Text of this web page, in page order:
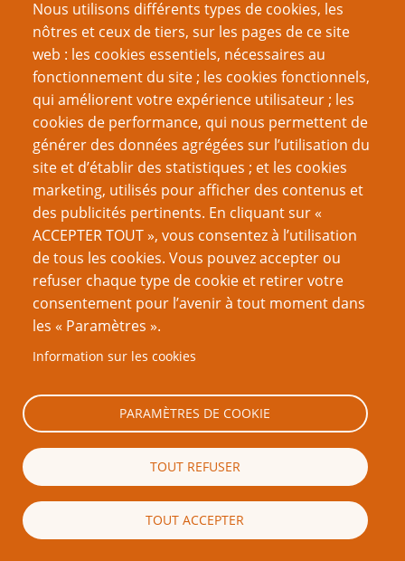
Les difficultés doivent être préservées.
Le narrativisme nécessite généralement de laisser plus
de crédibilité entre les mains des joueurs. Ils ne luttent
pas entre eux ni ne tentent de gagner la partie. Par
conséquent, leur donner de la crédibilité ne se fait pas
au détriment de la partie comme cela tend à l’être dans
le cas d’un jeu ludiste. Les joueurs doivent plutôt avoir la
possibilité de s’attaquer à l’histoire.
Posture du metteur en scèneoffre aux joueurs la
possibilité d’ajouter des éléments à l’univers et
d’improviser des événements. Elle n’est pas rare dans
une approche narrativiste. Ce n’est pas essentiel, mais
cela fonctionne mieux dans ce cas qu’avec d’autres
approches. Une restriction importante de la crédibilité
joueurs la capacité d’exprimer ce qu’ils souhaitent.
Il est beaucoup plus difficile d’aborder la distribution de
la crédibilité dans une approche simulationniste. Ce qui
importe ici est la vraisemblance et la cohérence de
l’imaginaire partagé ; c’est-à-dire que tous les joueurs
doivent voir la même chose et y croire. Cela n’exclut pas
Nous utilisons différents types de cookies, les
nôtres et ceux de tiers, sur les pages de ce site
web : les cookies essentiels, nécessaires au
fonctionnement du site ; les cookies fonctionnels,
qui améliorent votre expérience utilisateur ; les
cookies de performance, qui nous permettent de
générer des données agrégées sur l’utilisation du
site et d’établir des statistiques ; et les cookies
marketing, utilisés pour afficher des contenus et
des publicités pertinents. En cliquant sur «
ACCEPTER TOUT », vous consentez à l’utilisation
de tous les cookies. Vous pouvez accepter ou
refuser chaque type de cookie et retirer votre
consentement pour l’avenir à tout moment dans
les « Paramètres ».
Information sur les cookies
PARAMÈTRES DE COOKIE
TOUT REFUSER
TOUT ACCEPTER